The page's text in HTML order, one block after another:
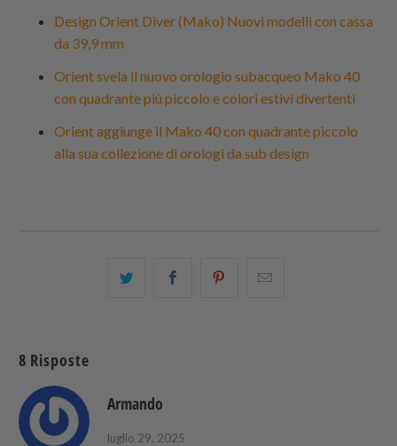
Design Orient Diver (Mako) Nuovi modelli con cassa
da 39,9 mm
Orient svela il nuovo orologio subacqueo Mako 40
con quadrante più piccolo e colori estivi divertenti
Orient aggiunge il Mako 40 con quadrante piccolo
alla sua collezione di orologi da sub design
Condividi Share
Condividi
8 Risposte
Armando
luglio 29, 2025